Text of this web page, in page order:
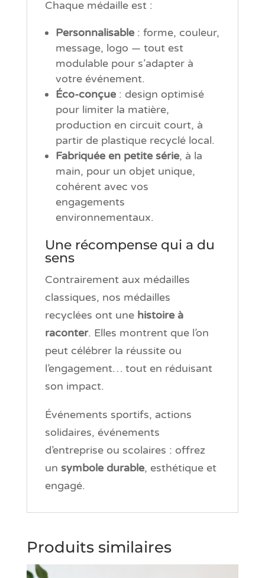
Chaque médaille est :
Personnalisable: forme, couleur,
message, logo — tout est
modulable pour s’adapter à
votre événement.
Éco-conçue: design optimisé
pour limiter la matière,
production en circuit court, à
partir de plastique recyclé local.
Fabriquée en petite série, à la
main, pour un objet unique,
cohérent avec vos
engagements
environnementaux.
Une récompense qui a du
sens
Contrairement aux médailles
classiques, nos médailles
recyclées ont une histoire à
raconter. Elles montrent que l’on
peut célébrer la réussite ou
l’engagement… tout en réduisant
son impact.
Événements sportifs, actions
solidaires, événements
d’entreprise ou scolaires : offrez
un symbole durable, esthétique et
engagé.
Produits similaires